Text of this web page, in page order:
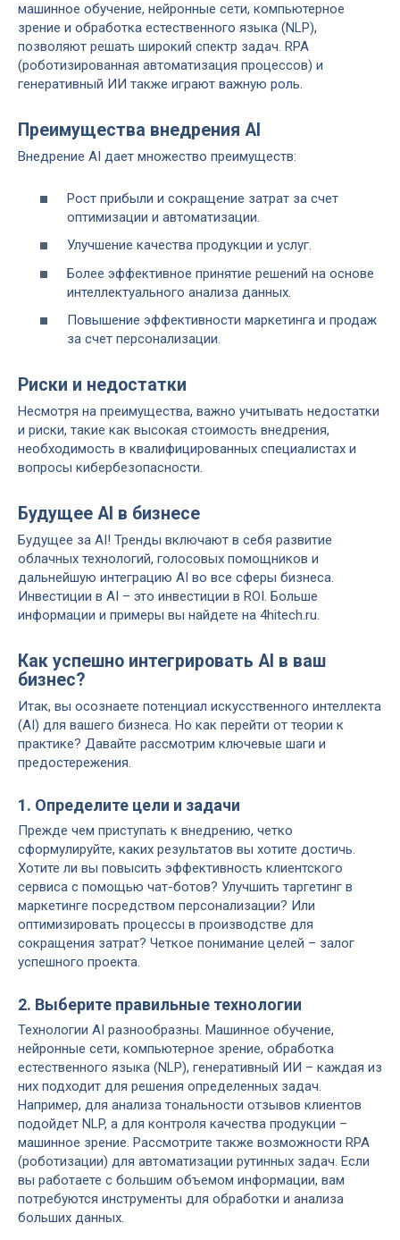
машинное обучение, нейронные сети, компьютерное
зрение и обработка естественного языка (NLP),
позволяют решать широкий спектр задач. RPA
(роботизированная автоматизация процессов) и
генеративный ИИ также играют важную роль.
Преимущества внедрения AI
Внедрение AI дает множество преимуществ:
Рост прибыли и сокращение затрат за счет
оптимизации и автоматизации.
Улучшение качества продукции и услуг.
Более эффективное принятие решений на основе
интеллектуального анализа данных.
Повышение эффективности маркетинга и продаж
за счет персонализации.
Риски и недостатки
Несмотря на преимущества, важно учитывать недостатки
и риски, такие как высокая стоимость внедрения,
необходимость в квалифицированных специалистах и
вопросы кибербезопасности.
Будущее AI в бизнесе
Будущее за AI! Тренды включают в себя развитие
облачных технологий, голосовых помощников и
дальнейшую интеграцию AI во все сферы бизнеса.
Инвестиции в AI – это инвестиции в ROI. Больше
информации и примеры вы найдете на 4hitech.ru.
Как успешно интегрировать AI в ваш
бизнес?
Итак, вы осознаете потенциал искусственного интеллекта
(AI) для вашего бизнеса. Но как перейти от теории к
практике? Давайте рассмотрим ключевые шаги и
предостережения.
1. Определите цели и задачи
Прежде чем приступать к внедрению, четко
сформулируйте, каких результатов вы хотите достичь.
Хотите ли вы повысить эффективность клиентского
сервиса с помощью чат-ботов? Улучшить таргетинг в
маркетинге посредством персонализации? Или
оптимизировать процессы в производстве для
сокращения затрат? Четкое понимание целей – залог
успешного проекта.
2. Выберите правильные технологии
Технологии AI разнообразны. Машинное обучение,
нейронные сети, компьютерное зрение, обработка
естественного языка (NLP), генеративный ИИ – каждая из
них подходит для решения определенных задач.
Например, для анализа тональности отзывов клиентов
подойдет NLP, а для контроля качества продукции –
машинное зрение. Рассмотрите также возможности RPA
(роботизации) для автоматизации рутинных задач. Если
вы работаете с большим объемом информации, вам
потребуются инструменты для обработки и анализа
больших данных.